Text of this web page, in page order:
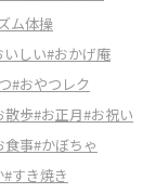
ム体操
いしい#おかげ庵
#おやつレク
散歩#お正月#お祝い
食事#かぼちゃ
#すき焼き